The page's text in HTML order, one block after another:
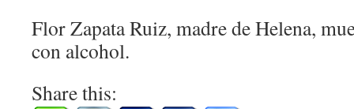
Flor Zapata Ruiz, madre de Helena,
con alcohol.
Share this: